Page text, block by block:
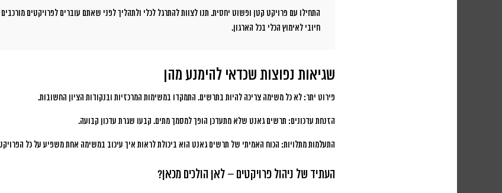
התחילו עם פרויקט קטן ופשוט יחסית. תנו לצוות להתרגל לכלי ולתהליך לפני שאתם עוברים לפרויקטים
חיובי לאימוץ הכלי בכל הארגון.
שגיאות נפוצות שכדאי להימנע מהן
פירוט יתר: לא כל משימה צריכה להיות בתרשים. התמקדו במשימות המרכזיות ובנקודות הציון החשובות.
הזנחת עדכונים: תרשים גאנט שלא מתעדכן הופך למסמך מתים. קבעו שגרת עדכון קבועה.
התעלמות מתלויות: הכוח האמיתי של תרשים גאנט הוא ביכולת לראות איך עיכוב במשימה אחת משפיע על כל
העתיד של ניהול פרויקטים – לאן הולכים מכאן?